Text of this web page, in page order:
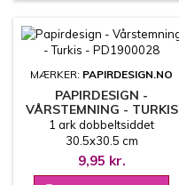
MÆRKER: PAPIRDESIGN.NO
PAPIRDESIGN -
VÅRSTEMNING - TURKIS
- PD1900028
1 ark dobbeltsiddet
30.5x30.5 cm
9,95 kr.